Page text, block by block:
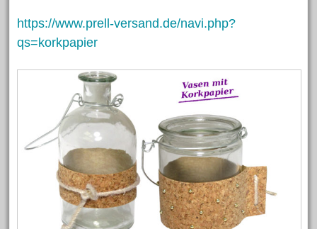
https://www.prell-versand.de/navi.php?
qs=korkpapier